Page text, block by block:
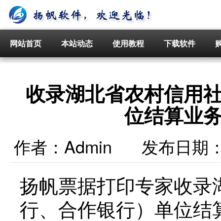
网站首页 本站动态 使用教程 下载软件
收录湖北省农村信用
位结算业
作者： Admin 发布日期
扬帆票据打印专家收
行、合作银行）单位